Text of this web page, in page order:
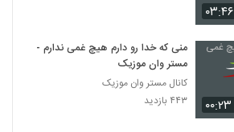
۰۳:۴۶
۰۰:۲۳
منی که خدا رو دارم هیچ غمی ندارم -
مستر وان موزیک
کانال مستر وان موزیک
۴۴۳ بازدید